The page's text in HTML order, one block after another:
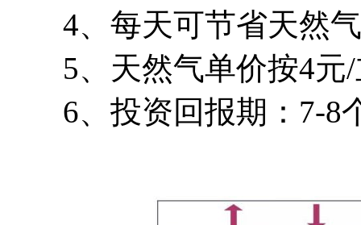
4、每天可节省天然
5、天然气单价按4元
6、投资回报期：7-8